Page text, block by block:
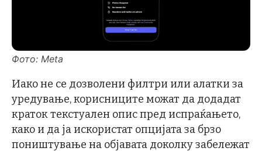
Фото: Meta
Иако не се дозволени филтри или алатки за
уредување, корисниците можат да додадат
краток текстуален опис пред испраќањето,
како и да ја искористат опцијата за брзо
поништување на објавата доколку забележат